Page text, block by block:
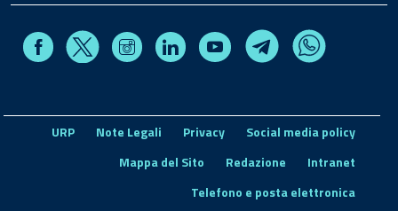
FacebookX InstagramLinkedin Youtube TelegramWhatsapp
URP Note Legali Privacy
Social media policy
Mappa del Sito
Redazione
Intranet
Telefono e posta elettronica